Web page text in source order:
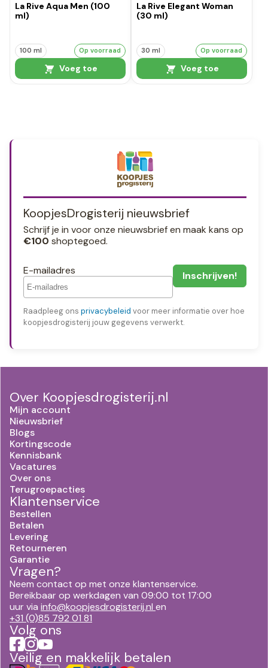
La Rive Aqua Men (100
ml)
100 ml Op voorraad
Voeg toe
La Rive Elegant Woman
(30 ml)
30 ml Op voorraad
Voeg toe
KoopjesDrogisterij nieuwsbrief
Schrijf je in voor onze nieuwsbrief en maak kans op
€100 shoptegoed.
E-mailadres
Raadpleeg ons privacybeleid voor meer informatie over hoe
koopjesdrogisterij jouw gegevens verwerkt.
Over Koopjesdrogisterij.nl
Mijn account
Nieuwsbrief
Blogs
Kortingscode
Kennisbank
Vacatures
Over ons
Terugroepacties
Klantenservice
Bestellen
Betalen
Levering
Retourneren
Garantie
Vragen?
Neem contact op met onze klantenservice.
Bereikbaar op werkdagen van 09:00 tot 17:00
uur via info@koopjesdrogisterij.nl en
+31 (0)85 792 01 81
Volg ons
Veilig en makkelijk betalen